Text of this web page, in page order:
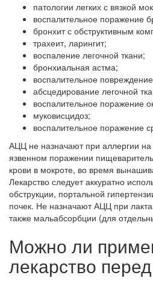
патологии легких с вязкой
воспалительное поражение
бронхит с обструктивным
трахеит, ларингит;
воспаление легочной ткани;
бронхиальная астма;
воспалительное
абсцедирование легочной
воспалительное поражение
муковисцидоз;
воспалительное поражение
АЦЦ не назначают при аллергии
язвенном поражении
крови в мокроте, во время
Лекарство следует аккуратно
обструкции, портальной
почек. Не назначают АЦЦ при
также мальабсорбции (для
Можно ли
лекарство